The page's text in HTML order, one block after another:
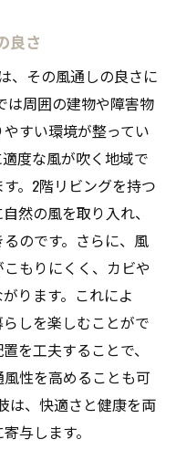
暮らし
る2階リビングの設
の選び方
テンの工夫
のフェンス設置
設計
コニー活用法
ン
がもたらす安心感
プラン
ング設計
イント
がりを活かす
良さ
、その風通しの良さに
は周囲の建物や障害物
すい環境が整ってい
度な風が吹く地域で
。2階リビングを持つ
然の風を取り入れ、
のです。さらに、風
もりにくく、カビや
ります。これによ
しを楽しむことがで
を工夫することで、
性を高めることも可
は、快適さと健康を両
与します。